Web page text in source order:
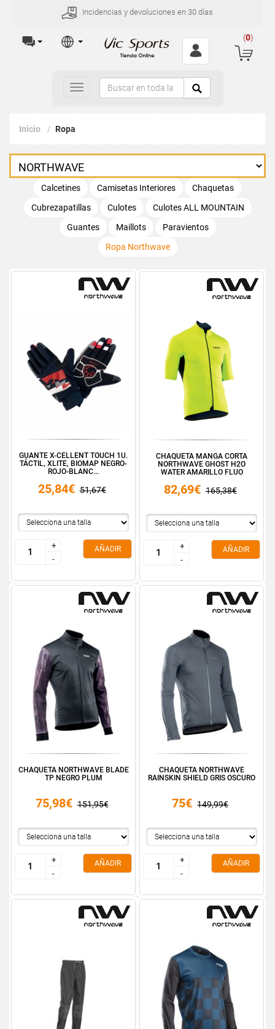
Incidencias y devoluciones en 30 días
(0)
Toggle
navigation
Inicio Ropa
Calcetines Camisetas Interiores
Chaquetas
Cubrezapatillas
Culotes
Culotes ALL MOUNTAIN
Guantes
Maillots
Paravientos
Ropa Northwave
GUANTE X-CELLENT TOUCH 1U.
TÁCTIL, XLITE, BIOMAP NEGRO-
ROJO-BLANC...
25,84€ 51,67€
+
-
+
-
AÑADIR
CHAQUETA MANGA CORTA
NORTHWAVE GHOST H2O
WATER AMARILLO FLUO
82,69€ 165,38€
+
-
+
-
AÑADIR
CHAQUETA NORTHWAVE BLADE
TP NEGRO PLUM
75,98€ 151,95€
+
-
+
-
AÑADIR
CHAQUETA NORTHWAVE
RAINSKIN SHIELD GRIS OSCURO
75€ 149,99€
+
-
+
-
AÑADIR